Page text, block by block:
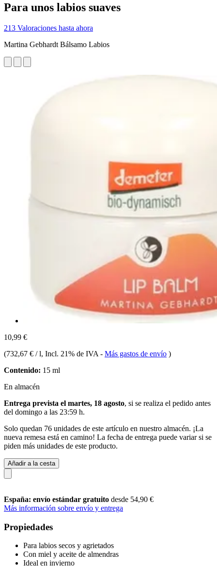
Para unos labios suaves
213 Valoraciones hasta ahora
Martina Gebhardt Bálsamo Labios
10,99 €
(732,67 € / l, Incl. 21% de IVA - Más gastos de envío )
Contenido: 15 ml
En almacén
Entrega prevista el martes, 18 agosto, si se realiza el pedido antes
del domingo a las 23:59 h.
Solo quedan 76 unidades de este artículo en nuestro almacén. ¡La
nueva remesa está en camino! La fecha de entrega puede variar si se
piden más unidades de este producto.
Añadir a la cesta
España: envío estándar gratuito desde 54,90 €
Más información sobre envío y entrega
Propiedades
Para labios secos y agrietados
Con miel y aceite de almendras
Ideal en invierno